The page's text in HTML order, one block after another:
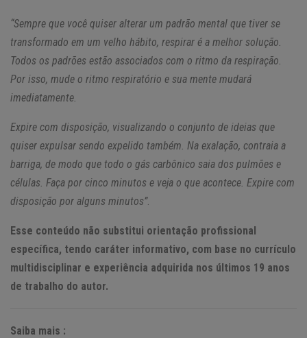
“Sempre que você quiser alterar um padrão mental que tiver se
transformado em um velho hábito, respirar é a melhor solução.
Todos os padrões estão associados com o ritmo da respiração.
Por isso, mude o ritmo respiratório e sua mente mudará
imediatamente.
Expire com disposição, visualizando o conjunto de ideias que
quiser expulsar sendo expelido também. Na exalação, contraia a
barriga, de modo que todo o gás carbônico saia dos pulmões e
células. Faça por cinco minutos e veja o que acontece. Expire com
disposição por alguns minutos”.
Esse conteúdo não substitui orientação profissional
específica, tendo caráter informativo, com base no currículo
multidisciplinar e experiência adquirida nos últimos 19 anos
de trabalho do autor.
Saiba mais :